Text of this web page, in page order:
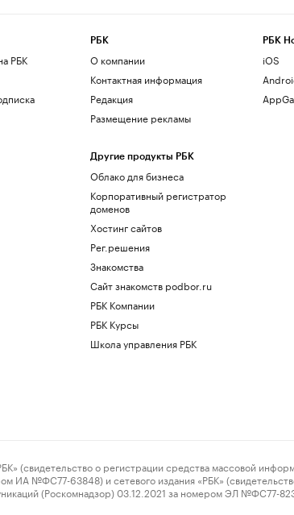
РБК
РБК
О компании
Контактная информация
Редакция
Размещение рекламы
Другие продукты РБК
Облако для бизнеса
Корпоративный регистратор
доменов
Хостинг сайтов
Рег.решения
Знакомства
Сайт знакомств podbor.ru
РБК Компании
РБК Курсы
Школа управления РБК
РБК
iOS
о регистрации средства массовой
ИА №ФС77-63848) и сетевого издания «РБК»
(Роскомнадзор) 03.12.2021 за номером ЭЛ №ФС77-